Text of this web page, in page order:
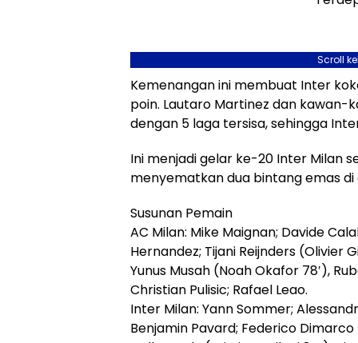
Scroll
Kemenangan ini membuat Inter
poin. Lautaro Martinez dan kawan-
dengan 5 laga tersisa, sehingga
Ini menjadi gelar ke-20 Inter Milan
menyematkan dua bintang emas di
Susunan Pemain
AC Milan: Mike Maignan; Davide
Hernandez; Tijani Reijnders (Olivier
Yunus Musah (Noah Okafor 78′),
Christian Pulisic; Rafael Leao.
Inter Milan: Yann Sommer;
Benjamin Pavard; Federico